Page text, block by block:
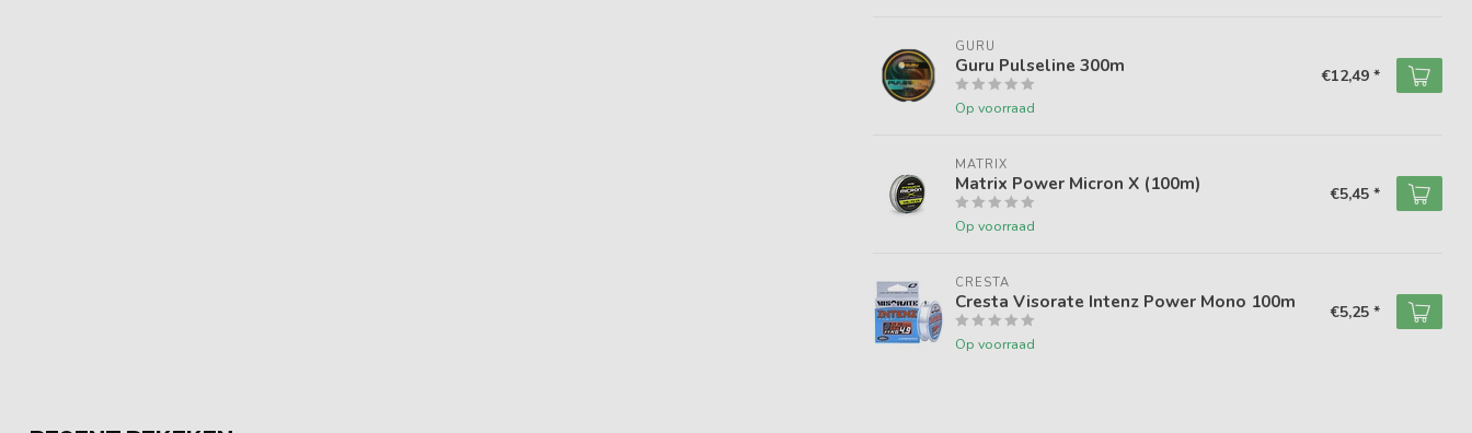
GURU
Guru Pulseline 300m
Op voorraad
€12,49 *
MATRIX
Matrix Power Micron X (100m)
Op voorraad
€5,45 *
CRESTA
Cresta Visorate Intenz Power Mono 100m
Op voorraad
€5,25 *